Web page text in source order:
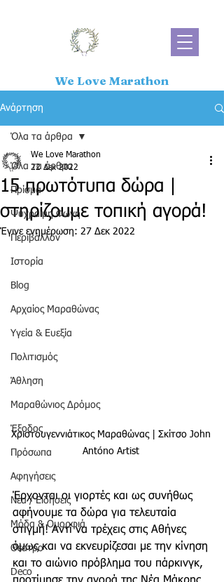
We Love Marathon
Ανάρτηση
Όλα τα άρθρα
Πρίσμα
Ψύχραιμη Φωνή
Περιβάλλον
Ιστορία
Blog
Αρχαίος Μαραθώνας
Υγεία & Ευεξία
Πολιτισμός
Άθληση
Μαραθώνιος Δρόμος
Έξοδος
Πρόσωπα
Αφηγήσεις
Νέα / Ειδήσεις
Μόδα & Ομορφιά
Θέατρο
Deco
Όλα τα άρθρα
15 πρωτότυπα δώρα |
στηρίζουμε τοπική αγορά!
We Love Marathon
22 Δεκ 2022
Έγινε ενημέρωση: 27 Δεκ 2022
Χριστουγεννιάτικος Μαραθώνας | Σκίτσο John
Antóno Artist
Έρχονται οι γιορτές και ως συνήθως
αφήνουμε τα δώρα για τελευταία
στιγμή! Αντί να τρέχεις στις Αθήνες
όμως και να εκνευρίζεσαι με την κίνηση
και το αιώνιο πρόβλημα του πάρκινγκ,